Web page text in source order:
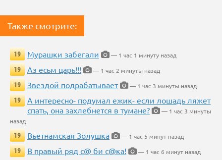
Также смотрите:
19 Мурашки забегали
— 1 час 1 минуту назад
19
Аз есьм царь!!!
— 1 час 2 минуты назад
19
Звездой подрабатывает
— 1 час 3 минуты назад
19
А интересно- подумал ежик- если лошадь ляжет
спать, она захлебнется в тумане?
— 1 час 3 минуты
назад
19
Вьетнамская Золушка
— 1 час 5 минут назад
19
В правый ряд с@ би с@ка!
— 1 час 6 минут назад